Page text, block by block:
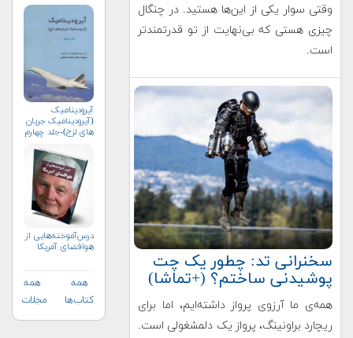
وقتی سوار یکی از این‌ها هستید. در چنگال
چیزی هستی که بی‌نهایت از تو قدرتمندتر
است.
سخنرانی تد: چطور یک چت
پوشیدنی ساختم؟ (+تماشا)
همه‌ی ما آرزوی پرواز داشته‌ایم، اما برای
ریچارد براونینگ، پرواز یک دلمشغولی است.
آیرودینامیک
(آیرودینامیک جریان
های لزج)-جلد چهارم
درس‌آموخته‌هایی از
هوافضای آمریکا
همه
کتاب‌ها
همه
مجلات